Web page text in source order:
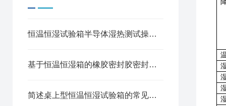
恒温恒湿试验箱半导体湿热测试操作规程
基于恒温恒湿箱的橡胶密封胶密封可靠性测试方法
简述桌上型恒温恒湿试验箱的常见故障相应解决方法